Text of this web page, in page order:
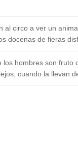
al circo a ver un
docenas de fieras
hombres son fruto
cuando la llevan